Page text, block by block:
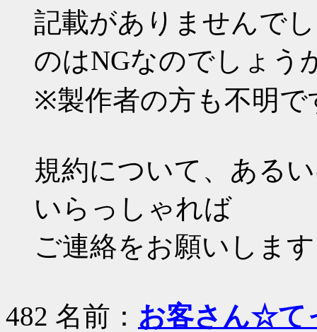
記載がありませんで
のはNGなのでしょう
※製作者の方も不明で
規約について、ある
いらっしゃれば
ご連絡をお願いしま
482 名前： お客さん☆て